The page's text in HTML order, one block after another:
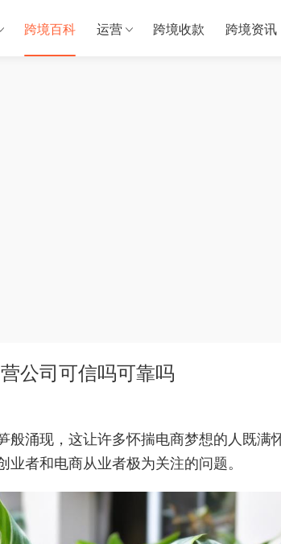
跨境百科 运营 跨境收款 跨境资讯
公司可信吗可靠吗
般涌现，这让许多怀揣电商梦想的人既满
者和电商从业者极为关注的问题。